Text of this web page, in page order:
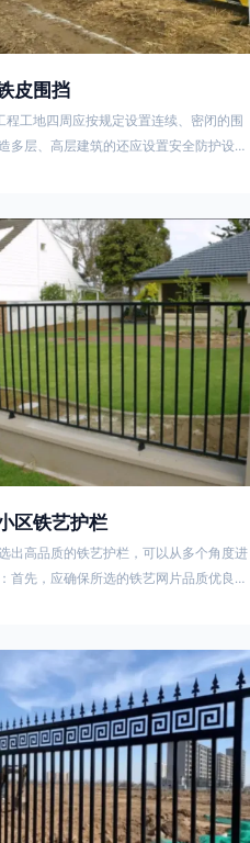
皮围挡
程工地四周应按规定设置连续、密闭的围
多层、高层建筑的还应设置安全防护设
段设置的围栏，其高度不得低于1.8m。2.
的材料应保证围栏稳固、整洁、美观。市
目工地，可按工程进度分段设置围栏或按
统一的连续性护栏设施。施工单位不得在
外堆放建筑材料、垃圾和工程渣土。在
区铁艺护栏
出高品质的铁艺护栏，可以从多个角度进
首先，应确保所选的铁艺网片品质优良，
机器之间的熟练程度。其次，选择耐用的
艺产品，这类铁艺护栏比普通钢管护栏要坚
，且外观更加美观、有层次。此外，还应注
框架的选择，例如角钢或圆钢的选用应根
位的需求来定，以确保整体结构的稳固